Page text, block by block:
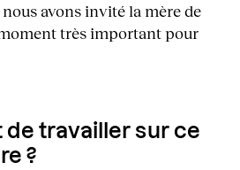
avons invité la mère de
très important pour
de travailler sur ce
?